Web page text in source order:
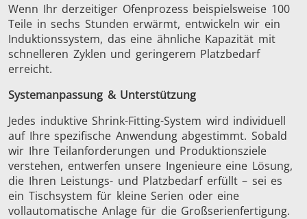
Automotive Befestigung
Draht-
Grüne Energie Halbleiter
Wenn Ihr derzeitiger Ofenprozess beispielsweise 100
Teile in sechs Stunden erwärmt, entwickeln wir ein
Induktionssystem, das eine ähnliche Kapazität mit
schnelleren Zyklen und geringerem Platzbedarf
erreicht.
Systemanpassung & Unterstützung
Jedes induktive Shrink-Fitting-System wird individuell
auf Ihre spezifische Anwendung abgestimmt. Sobald
wir Ihre Teilanforderungen und Produktionsziele
verstehen, entwerfen unsere Ingenieure eine Lösung,
die Ihren Leistungs- und Platzbedarf erfüllt – sei es
ein Tischsystem für kleine Serien oder eine
vollautomatische Anlage für die Großserienfertigung.